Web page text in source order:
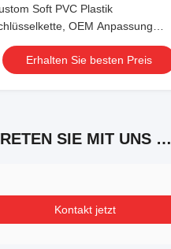
Soft PVC Plastik
OEM Anpassung
Tier Soft Schlüsselkette
Erhalten Sie besten Preis
TRETEN SIE MIT UNS IN VERBINDUNG
Kontakt jetzt